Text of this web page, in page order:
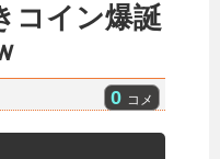
コイン爆誕
0 コメ